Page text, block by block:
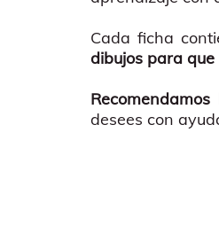
Cada ficha
dibujos para
desees con